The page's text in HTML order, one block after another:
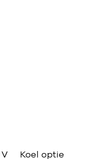
Koel optie